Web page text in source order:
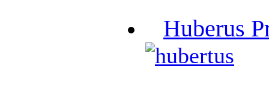
Huberus